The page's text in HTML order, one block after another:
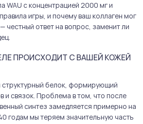
WAU с концентрацией 2000 мг и
игры, и почему ваш коллаген мог
честный ответ на вопрос, заменит ли
ПРОИСХОДИТ С ВАШЕЙ КОЖЕЙ
структурный белок, формирующий
и связок. Проблема в том, что после
синтез замедляется примерно на
годам мы теряем значительную часть